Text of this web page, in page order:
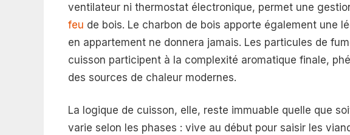
ventilateur ni thermostat électronique, permet une
feu de bois. Le charbon de bois apporte également une
en appartement ne donnera jamais. Les particules de
cuisson participent à la complexité aromatique finale,
des sources de chaleur modernes.
La logique de cuisson, elle, reste immuable quelle que
varie selon les phases : vive au début pour saisir les